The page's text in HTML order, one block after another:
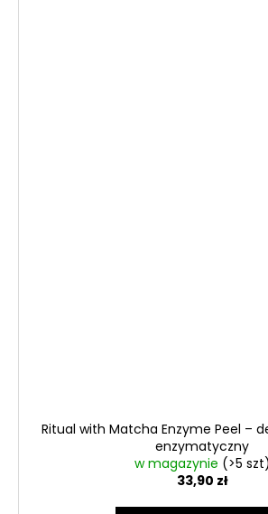
Ritual with Matcha Enzyme Peel –
enzymatyczny
w magazynie (>5 szt)
33,90 zł